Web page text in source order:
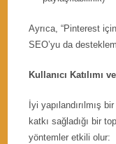
Ayrıca, “Pinterest
SEO’yu da
Kullanıcı Katılımı
İyi yapılandırılmış
katkı sağladığı bir
yöntemler etkili olur: